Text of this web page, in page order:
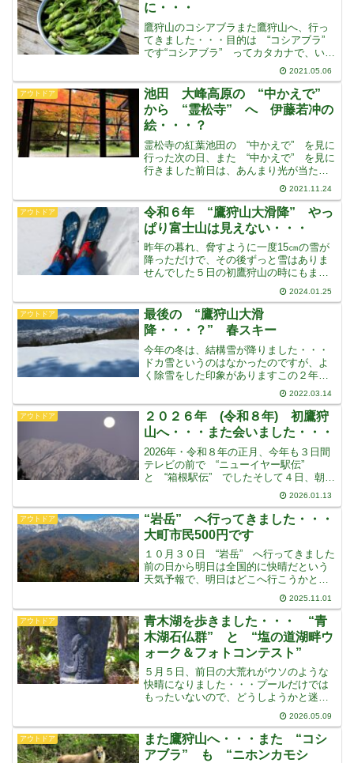
に・・・
鷹狩山のコシアブラまた鷹狩山へ、行っ
てきました・・・目的は “コシアブラ”
です“コシアブラ” ってカタカナで、いい
のかな・・・？何日か前に登った時に
は、まだ小さいのしかありませんでした
２，３日前から、なんだか背中が痛く
て、動きたくなかった
2021.05.06
アウトドア
池田 大峰高原の “中かえで”
から “霊松寺” へ 伊藤若冲の
絵・・・？
霊松寺の紅葉池田の “中かえで” を見に
行った次の日、また “中かえで” を見に
行きました前日は、あんまり光が当たっ
ていなかったので、もう一度写真を撮り
直して、いい写真を撮ろうと出かけまし
た家から、そんなに遠くありません結
果、前日とあんまり
2021.11.24
アウトドア
令和６年 “鷹狩山大滑降” やっ
ぱり富士山は見えない・・・
昨年の暮れ、脅すように一度15㎝の雪が
降っただけで、その後ずっと雪はありま
せんでした５日の初鷹狩山の時にもまっ
たく雪はありませんでしたが、その後ド
カ雪はないのですが10㎝程の積雪が３度
ありました17日でした・・・この冬初め
ての “鷹狩山大滑
2024.01.25
アウトドア
最後の “鷹狩山大滑
降・・・？” 春スキー
今年の冬は、結構雪が降りました・・・
ドカ雪というのはなかったのですが、よ
く除雪をした印象がありますこの２年ほ
どは、ほとんどスタッドレスタイヤも、
いらないくらいだったのに・・・畑の雪
も、全部解けました・・・どこからか、
モンシロチョウも飛んでき
2022.03.14
アウトドア
２０２６年 (令和８年) 初鷹狩
山へ・・・また会いました・・・
2026年・令和８年の正月、今年も３日間
テレビの前で “ニューイヤー駅伝”
と “箱根駅伝” でしたそして４日、朝７
時前に目が覚めると、丁度満月が北アル
プス蓮華岳の肩に沈み込むところで、写
真を撮り眺めていましたプールにでも行
こうかと思ってい
2026.01.13
アウトドア
“岩岳” へ行ってきました・・・
大町市民500円です
１０月３０日 “岩岳” へ行ってきました
前の日から明日は全国的に快晴だという
天気予報で、明日はどこへ行こうかと考
えていましたテレビで岩岳の三段紅葉の
ニュースをやっていたので、久しぶり
に “そうだ岩岳へ行こう・・・” となり
ました・・・２,３
2025.11.01
アウトドア
青木湖を歩きました・・・ “青
木湖石仏群” と “塩の道湖畔ウ
ォーク＆フォトコンテスト”
５月５日、前日の大荒れがウソのような
快晴になりました・・・プールだけでは
もったいないので、どうしようかと迷い
ましたが青木湖に行ってみることにしま
した・・・今年初めてかな・・・歩き始
めると、何だか人がいっぱい歩いていま
す・・・この日は、大町市
2026.05.09
アウトドア
また鷹狩山へ・・・また “コシ
アブラ” も “ニホンカモシ